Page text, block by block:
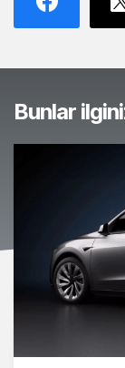
Bunlar